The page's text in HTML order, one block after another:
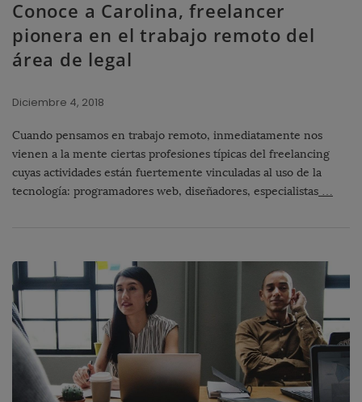
Conoce a Carolina, freelancer
pionera en el trabajo remoto del
área de legal
Diciembre 4, 2018
Cuando pensamos en trabajo remoto, inmediatamente nos
vienen a la mente ciertas profesiones típicas del freelancing
cuyas actividades están fuertemente vinculadas al uso de la
tecnología: programadores web, diseñadores, especialistas …